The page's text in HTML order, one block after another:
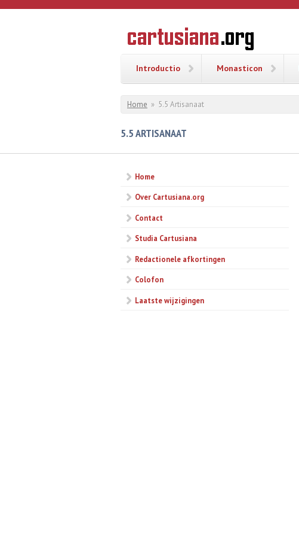
Overslaan en naar de inhoud gaan
CARTUSIANA
Geschiedenis
van de
Introductio Monasticon
U bent hier
Home » 5.5 Artisanaat
5.5 ARTISANAAT
Home
Over Cartusiana.org
Contact
Studia Cartusiana
Redactionele afkortingen
Colofon
Laatste wijzigingen